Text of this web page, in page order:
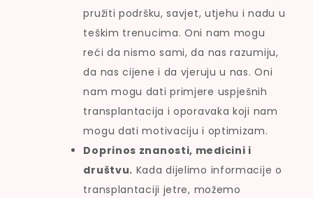
pružiti podršku, savjet, utjehu i nadu u
teškim trenucima. Oni nam mogu
reći da nismo sami, da nas razumiju,
da nas cijene i da vjeruju u nas. Oni
nam mogu dati primjere uspješnih
transplantacija i oporavaka koji nam
mogu dati motivaciju i optimizam.
Doprinos znanosti, medicini i
društvu. Kada dijelimo informacije o
transplantaciji jetre, možemo